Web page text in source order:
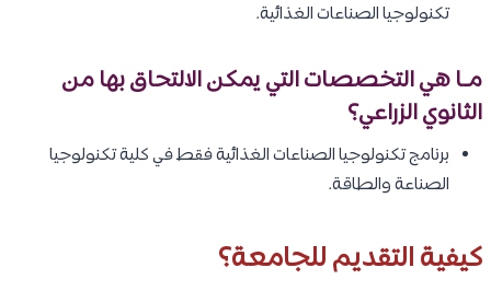
تكنولوجيا الصناعات الغذائية.
مـا هي التخصصات التي يمكن الالتحاق بها من
الثانوي الزراعي؟
برنامج تكنولوجيا الصناعات الغذائية فقط في كلية تكنولوجيا
الصناعة والطاقة.
كيفية التقديم للجامعة؟